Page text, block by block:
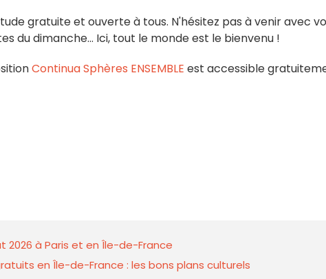
gratuite et ouverte à tous. N'hésitez pas à venir avec
du dimanche... Ici, tout le monde est le bienvenu !
Continua Sphères ENSEMBLE est accessible
2026 à Paris et en Île-de-France
en Île-de-France : les bons plans culturels